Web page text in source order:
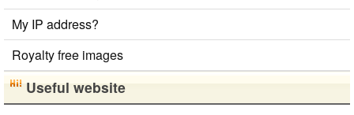
My IP address?
Royalty free images
Useful website